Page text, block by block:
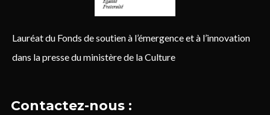
Lauréat du Fonds de soutien à l’émergence et à l’innovation
dans la presse du ministère de la Culture
Contactez-nous :